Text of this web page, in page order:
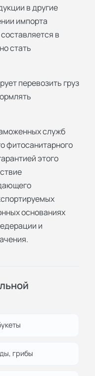
в другие
импорта
в
стать
перевозить груз
служб
фитосанитарного
этого
основаниях
и
грибы